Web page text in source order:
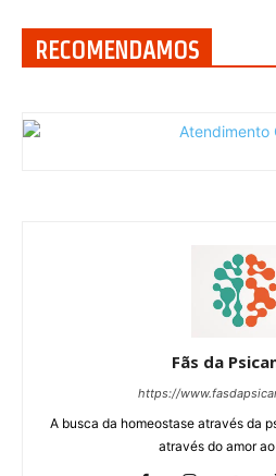
RECOMENDAMOS
Fãs da
https://
A busca da homeostase através da
através do amor